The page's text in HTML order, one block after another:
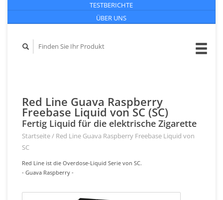
TESTBERICHTE
ÜBER UNS
Red Line Guava Raspberry
Freebase Liquid von SC (SC)
Fertig Liquid für die elektrische Zigarette
Startseite/ Red Line Guava Raspberry Freebase Liquid von
SC
Red Line ist die Overdose-Liquid Serie von SC.
- Guava Raspberry -